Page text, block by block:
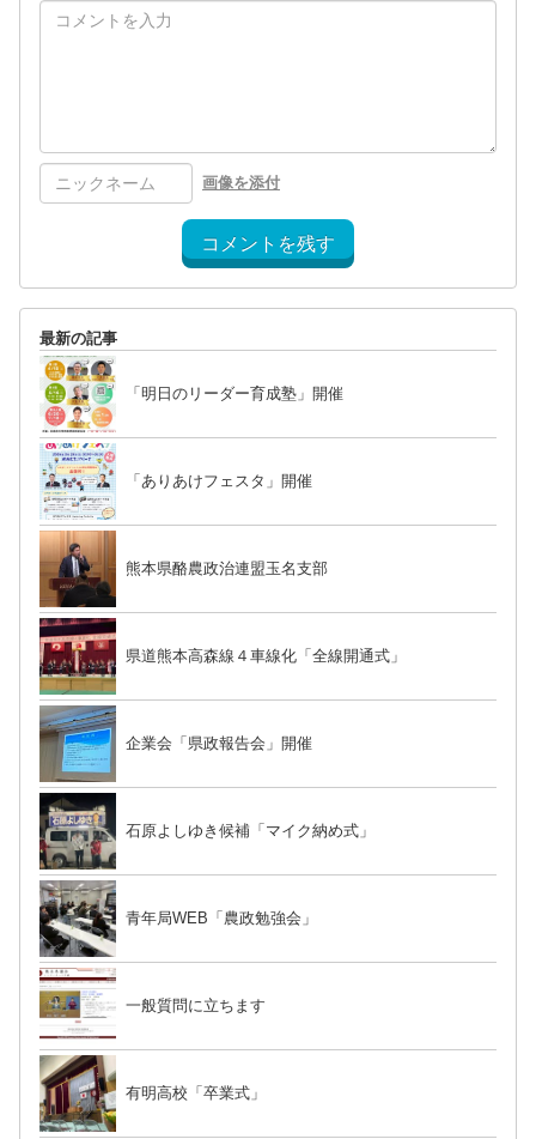
画像を添付
コメントを残す
最新の記事
「明日のリーダー育成塾」開催
「ありあけフェスタ」開催
熊本県酪農政治連盟玉名支部
県道熊本高森線４車線化「全線開通式」
企業会「県政報告会」開催
石原よしゆき候補「マイク納め式」
青年局WEB「農政勉強会」
一般質問に立ちます
有明高校「卒業式」